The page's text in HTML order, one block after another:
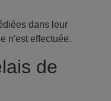
dans leur
n'est effectuée.
de